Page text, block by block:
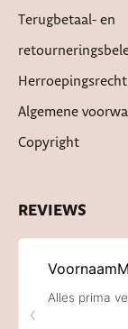
Terugbetaal- en
Herroepingsrecht
Algemene
Copyright
REVIEWS